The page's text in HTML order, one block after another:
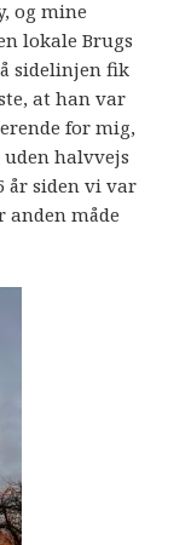
og mine
lokale Brugs
sidelinjen fik
at han var
for mig,
halvvejs
år siden vi var
anden måde